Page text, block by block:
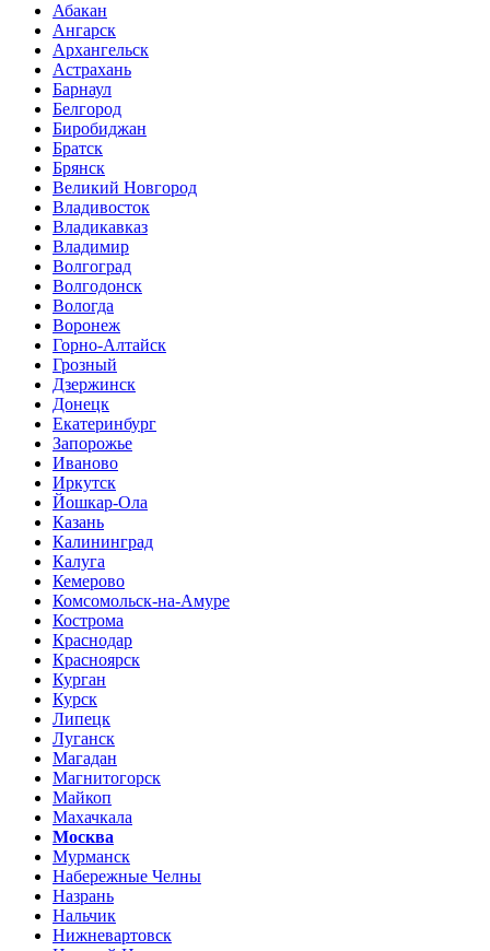
Абакан
Ангарск
Архангельск
Астрахань
Барнаул
Белгород
Биробиджан
Братск
Брянск
Великий Новгород
Владивосток
Владикавказ
Владимир
Волгоград
Волгодонск
Вологда
Воронеж
Горно-Алтайск
Грозный
Дзержинск
Донецк
Екатеринбург
Запорожье
Иваново
Иркутск
Йошкар-Ола
Казань
Калининград
Калуга
Кемерово
Комсомольск-на-Амуре
Кострома
Краснодар
Красноярск
Курган
Курск
Липецк
Луганск
Магадан
Магнитогорск
Майкоп
Махачкала
Москва
Мурманск
Набережные Челны
Назрань
Нальчик
Нижневартовск